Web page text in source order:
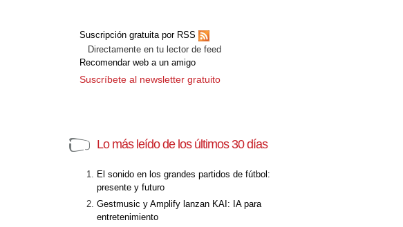
Suscripción gratuita por RSS
Directamente en tu lector de feed
Recomendar web a un amigo
Suscríbete al newsletter gratuito
Lo más leído de los últimos 30 días
El sonido en los grandes partidos de fútbol:
presente y futuro
Gestmusic y Amplify lanzan KAI: IA para
entretenimiento